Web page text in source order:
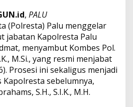
, PALU
(Polresta) Palu menggelar
jabatan Kapolresta Palu
menyambut Kombes Pol.
M.Si., yang resmi menjabat
Prosesi ini sekaligus menjadi
sebelumnya,
S.H., S.I.K., M.H.